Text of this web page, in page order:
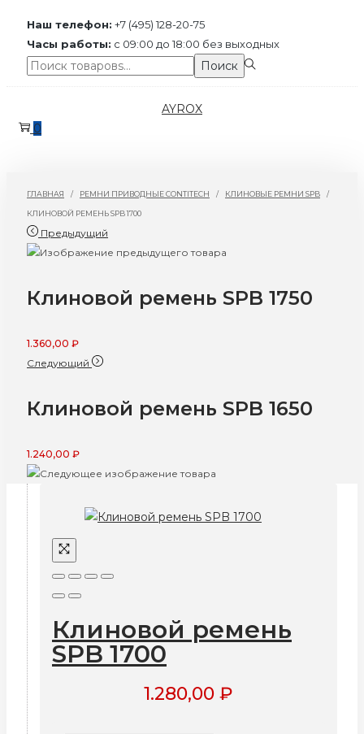
Наш телефон: +7 (495) 128-20-75
Часы работы: с 09:00 до 18:00 без выходных
Поиск:>
Поиск
к
к
AYROX
0
ГЛАВНАЯ / РЕМНИ ПРИВОДНЫЕ CONTITECH / КЛИНОВЫЕ РЕМНИ SPB /
КЛИНОВОЙ РЕМЕНЬ SPB 1700
Предыдущий
Клиновой ремень SPB 1750
1.360,00 ₽
Следующий
Клиновой ремень SPB 1650
1.240,00 ₽
Клиновой ремень
SPB 1700
1.280,00 ₽